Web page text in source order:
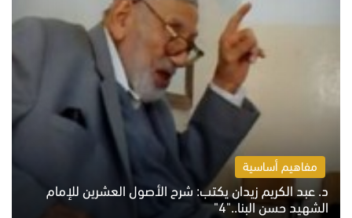
مفاهيم أساسية
د. عبد الكريم زيدان يكتب: شرح الأصول العشرين للإمام
الشهيد حسن البنا.."4"